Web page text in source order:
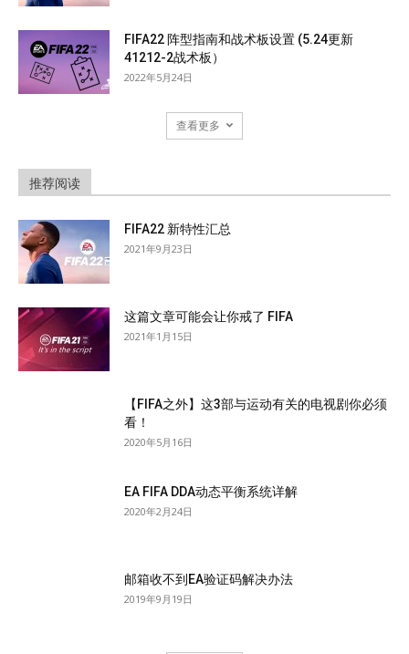
FIFA22 阵型指南和战术板设置 (5.24更新
41212-2战术板）
2022年5月24日
查看更多
推荐阅读
FIFA22 新特性汇总
2021年9月23日
这篇文章可能会让你戒了 FIFA
2021年1月15日
【FIFA之外】这3部与运动有关的电视剧你必须
看！
2020年5月16日
EA FIFA DDA动态平衡系统详解
2020年2月24日
邮箱收不到EA验证码解决办法
2019年9月19日